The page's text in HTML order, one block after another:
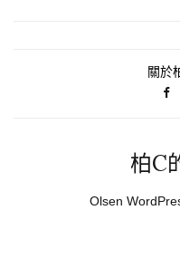
關於
柏C
Olsen